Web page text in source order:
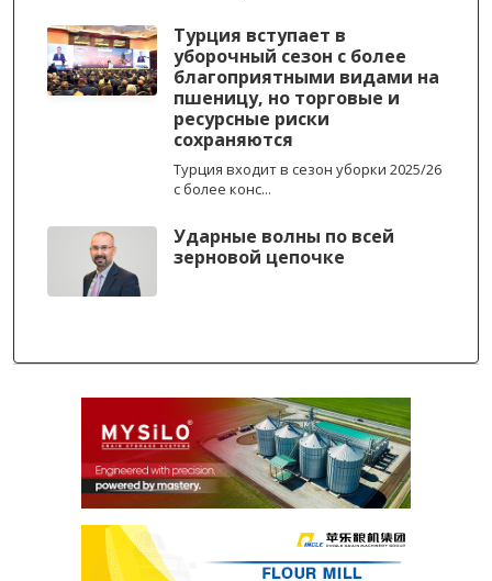
Турция вступает в
уборочный сезон с более
благоприятными видами на
пшеницу, но торговые и
ресурсные риски
сохраняются
Турция входит в сезон уборки 2025/26
с более конс...
Ударные волны по всей
зерновой цепочке